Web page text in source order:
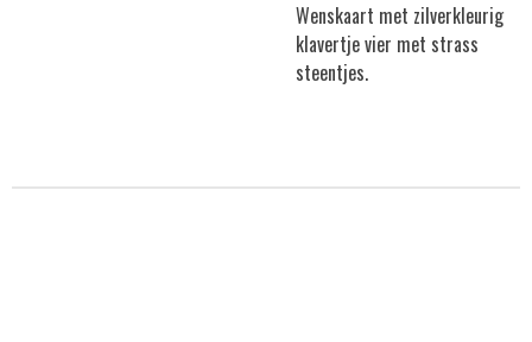
Wenskaart met zilverkleurig
klavertje vier met strass
steentjes.